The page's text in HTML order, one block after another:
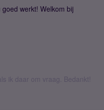
werkt! Welkom bij
ik daar om vraag. Bedankt!